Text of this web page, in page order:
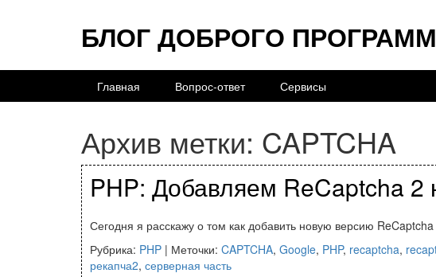
БЛОГ ДОБРОГО
Главная Вопрос-ответ Сервисы
Архив метки: CAPTCHA
PHP: Добавляем ReCaptcha 2
Сегодня я расскажу о том как добавить новую версию
Рубрика: PHP | Меточки: CAPTCHA, Google, PHP, recaptcha,
рекапча2, серверная часть